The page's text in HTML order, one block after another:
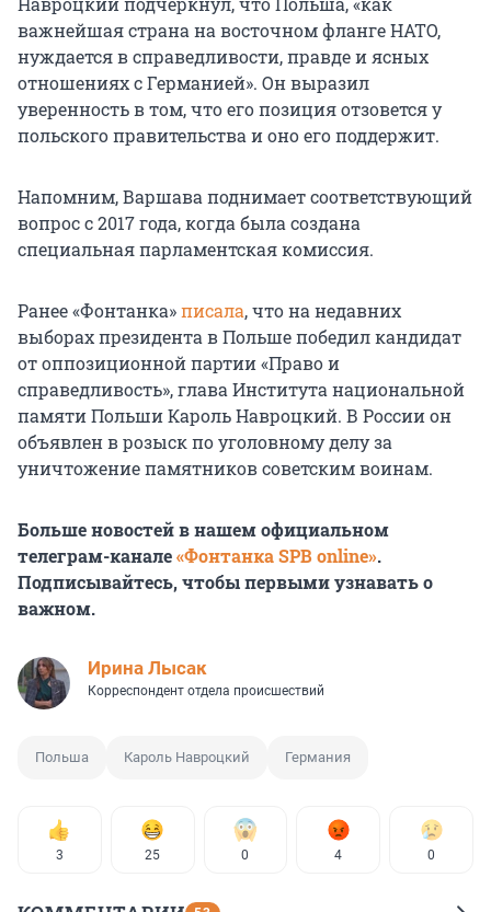
важнейшая страна на восточном фланге НАТО,
нуждается в справедливости, правде и ясных
отношениях с Германией». Он выразил
уверенность в том, что его позиция отзовется у
польского правительства и оно его поддержит.
Напомним, Варшава поднимает соответствующий
вопрос с 2017 года, когда была создана
специальная парламентская комиссия.
Ранее «Фонтанка»писала, что на недавних
выборах президента в Польше победил кандидат
от оппозиционной партии «Право и
справедливость», глава Института национальной
памяти Польши Кароль Навроцкий. В России он
объявлен в розыск по уголовному делу за
уничтожение памятников советским воинам.
Больше новостей в нашем официальном
телеграм-канале«Фонтанка SPB online».
Подписывайтесь, чтобы первыми узнавать о
важном.
Ирина Лысак
Корреспондент отдела происшествий
Польша Кароль Навроцкий Германия
3 25 0 4 0